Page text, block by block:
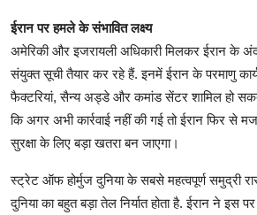
ईरान पर हमले के संभावित लक्ष्य
अमेरिकी और इजरायली अधिकारी मिलकर ईरान के
संयुक्त सूची तैयार कर रहे हैं. इनमें ईरान के परमाणु
फैक्टरियां, सैन्य अड्डे और कमांड सेंटर शामिल हो सकते
कि अगर अभी कार्रवाई नहीं की गई तो ईरान फिर से
सुरक्षा के लिए बड़ा खतरा बन जाएगा।
स्ट्रेट ऑफ होर्मुज दुनिया के सबसे महत्वपूर्ण समुद्री
दुनिया का बहुत बड़ा तेल निर्यात होता है. ईरान ने इस